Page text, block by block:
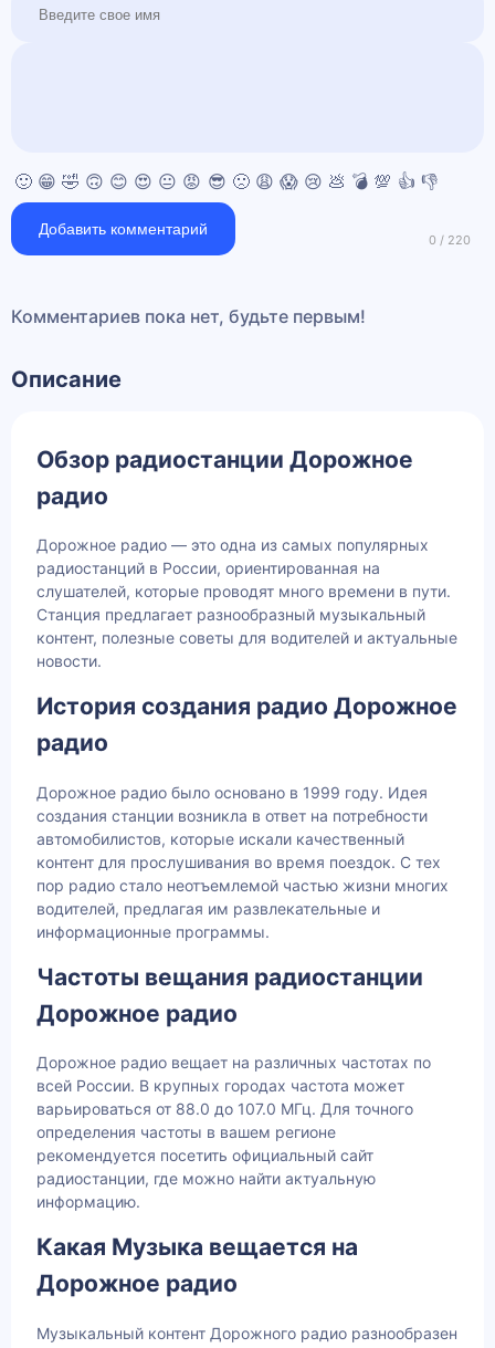
🙂 😁 🤣 🙃 😊 😍 😐 😡 😎 🙁 😩 😱 😢 💩 💣 💯 👍 👎
Добавить комментарий
Комментариев пока нет, будьте первым!
Описание
Обзор радиостанции Дорожное
радио
Дорожное радио — это одна из самых популярных
радиостанций в России, ориентированная на
слушателей, которые проводят много времени в пути.
Станция предлагает разнообразный музыкальный
контент, полезные советы для водителей и актуальные
новости.
История создания радио Дорожное
радио
Дорожное радио было основано в 1999 году. Идея
создания станции возникла в ответ на потребности
автомобилистов, которые искали качественный
контент для прослушивания во время поездок. С тех
пор радио стало неотъемлемой частью жизни многих
водителей, предлагая им развлекательные и
информационные программы.
Частоты вещания радиостанции
Дорожное радио
Дорожное радио вещает на различных частотах по
всей России. В крупных городах частота может
варьироваться от 88.0 до 107.0 МГц. Для точного
определения частоты в вашем регионе
рекомендуется посетить официальный сайт
радиостанции, где можно найти актуальную
информацию.
Какая Музыка вещается на
Дорожное радио
Музыкальный контент Дорожного радио разнообразен